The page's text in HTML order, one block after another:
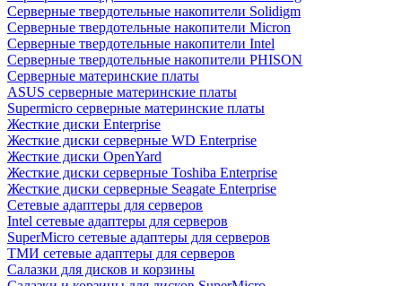
Cерверные твердотельные накопители Solidigm
Cерверные твердотельные накопители Micron
Cерверные твердотельные накопители Intel
Cерверные твердотельные накопители PHISON
Серверные материнские платы
ASUS серверные материнские платы
Supermicro серверные материнские платы
Жесткие диски Enterprise
Жесткие диски серверные WD Enterprise
Жесткие диски OpenYard
Жесткие диски серверные Toshiba Enterprise
Жесткие диски серверные Seagate Enterprise
Сетевые адаптеры для серверов
Intel сетевые адаптеры для серверов
SuperMicro сетевые адаптеры для серверов
ТМИ сетевые адаптеры для серверов
Салазки для дисков и корзины